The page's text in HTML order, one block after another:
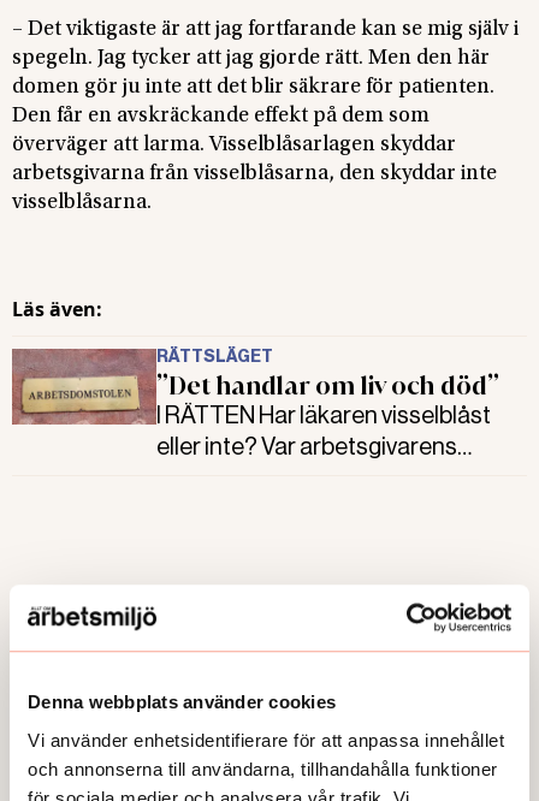
Denna webbplats använder cookies
Vi använder enhetsidentifierare för att anpassa innehållet
och annonserna till användarna, tillhandahålla funktioner
– Det viktigaste är att jag fortfarande kan se mig själv i
spegeln. Jag tycker att jag gjorde rätt. Men den här
domen gör ju inte att det blir säkrare för patienten.
Den får en avskräckande effekt på dem som
överväger att larma. Visselblåsarlagen skyddar
arbetsgivarna från visselblåsarna, den skyddar inte
visselblåsarna.
Läs även:
RÄTTSLÄGET
”Det handlar om liv och död”
I RÄTTEN Har läkaren visselblåst
eller inte? Var arbetsgivarens
Arbetsdomstolen. Allt om
TEMA
Visselblåsning med förhinder
LARM Snart har den nya